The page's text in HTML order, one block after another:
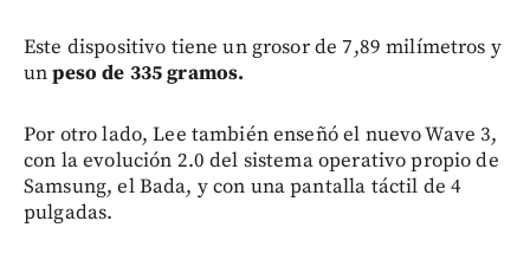
Este dispositivo tiene un grosor de 7,89 milímetros y
unpeso de 335 gramos.
Por otro lado, Lee también enseñó el nuevo Wave 3,
con la evolución 2.0 del sistema operativo propio de
Samsung, el Bada, y con una pantalla táctil de 4
pulgadas.